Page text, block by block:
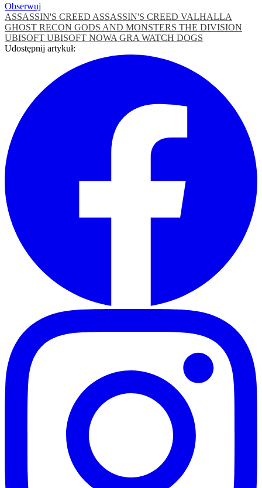
Obserwuj
ASSASSIN'S CREED ASSASSIN'S CREED VALHALLA
GHOST RECON GODS AND MONSTERS THE DIVISION
UBISOFT UBISOFT NOWA GRA WATCH DOGS
Udostępnij artykuł: